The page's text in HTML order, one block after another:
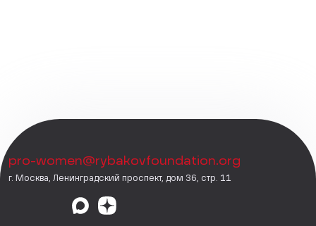
pro-women@rybakovfoundation.org
г. Москва, Ленинградский проспект, дом 36, стр. 11